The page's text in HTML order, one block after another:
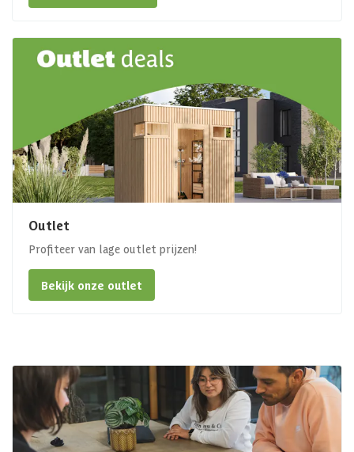
Outlet
Profiteer van lage outlet prijzen!
Bekijk onze outlet